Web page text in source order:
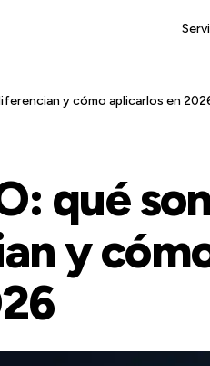
y cómo aplicarlos en
qué
y